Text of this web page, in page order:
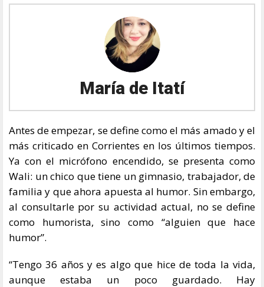
María de Itatí
Antes de empezar, se define como el más amado y el
más criticado en Corrientes en los últimos tiempos.
Ya con el micrófono encendido, se presenta como
Wali: un chico que tiene un gimnasio, trabajador, de
familia y que ahora apuesta al humor. Sin embargo,
al consultarle por su actividad actual, no se define
como humorista, sino como “alguien que hace
humor”.
“Tengo 36 años y es algo que hice de toda la vida,
aunque estaba un poco guardado. Hay